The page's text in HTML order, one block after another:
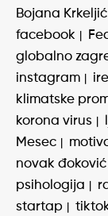
Bojana Krkeljić
facebook
globalno
instagram
klimatske
korona virus
Mesec
novak đoković
psihologija
startap